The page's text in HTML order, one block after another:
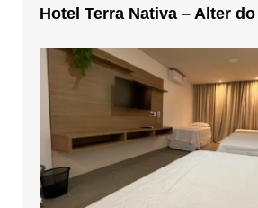
Hotel Terra Nativa – Alter